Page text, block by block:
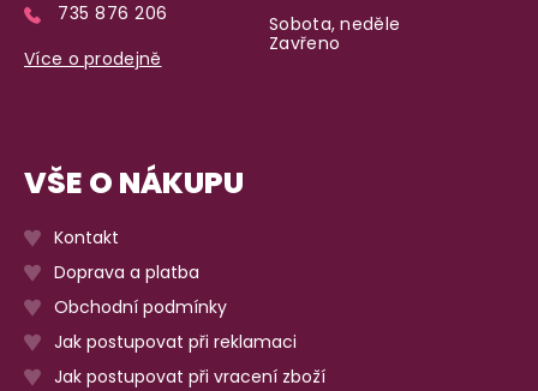
735 876 206
Více o prodejně
Sobota, neděle
Zavřeno
VŠE O NÁKUPU
Kontakt
Doprava a platba
Obchodní podmínky
Jak postupovat při reklamaci
Jak postupovat při vracení zboží